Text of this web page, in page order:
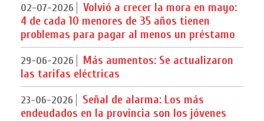
02-07-2026
Volvió a crecer la mora en mayo:
4 de cada 10 menores de 35 años tienen
problemas para pagar al menos un préstamo
29-06-2026
Más aumentos: Se actualizaron
las tarifas eléctricas
23-06-2026
Señal de alarma: Los más
endeudados en la provincia son los jóvenes